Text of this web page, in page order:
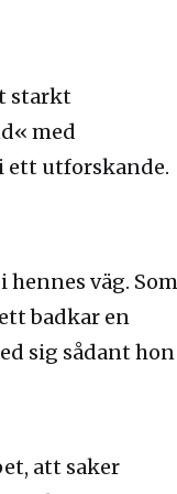
starkt
med
ett utforskande.
väg. Som
badkar en
sig sådant hon
att saker